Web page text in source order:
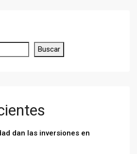
Buscar
dan las inversiones en